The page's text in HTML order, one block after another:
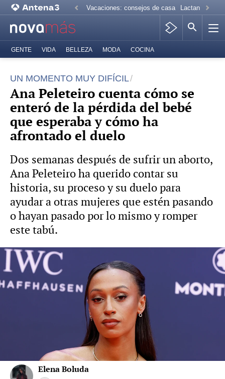
Vacaciones: consejos de casa Lactancia
GENTE VIDA BELLEZA MODA COCINA
UN MOMENTO MUY DIFÍCIL
Ana Peleteiro cuenta cómo se
enteró de la pérdida del bebé
que esperaba y cómo ha
afrontado el duelo
Dos semanas después de sufrir un aborto,
Ana Peleteiro ha querido contar su
historia, su proceso y su duelo para
ayudar a otras mujeres que estén pasando
o hayan pasado por lo mismo y romper
este tabú.
Foto: Gtres
Ana Peleteiro cuenta cómo este embarazo
trastocó sus planes: "He estado triste"
Elena Boluda